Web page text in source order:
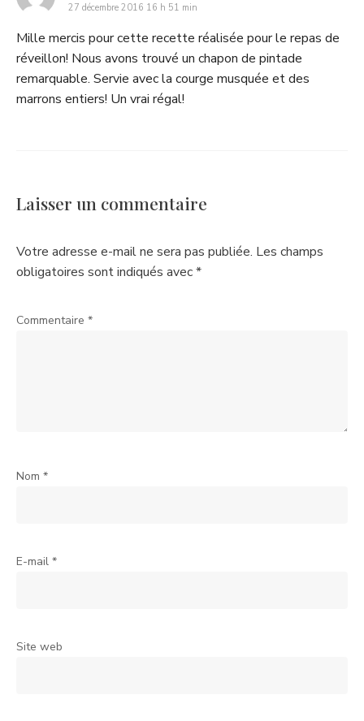
27 décembre 2016 16 h 51 min
Mille mercis pour cette recette réalisée pour le repas de
réveillon! Nous avons trouvé un chapon de pintade
remarquable. Servie avec la courge musquée et des
marrons entiers! Un vrai régal!
Laisser un commentaire
Votre adresse e-mail ne sera pas publiée. Les champs
obligatoires sont indiqués avec*
Commentaire *
Nom *
E-mail *
Site web